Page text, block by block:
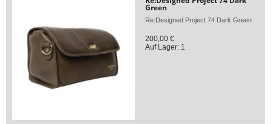
Green
Re:Designed Project 74 Dark Green
200,00 €
Auf Lager: 1